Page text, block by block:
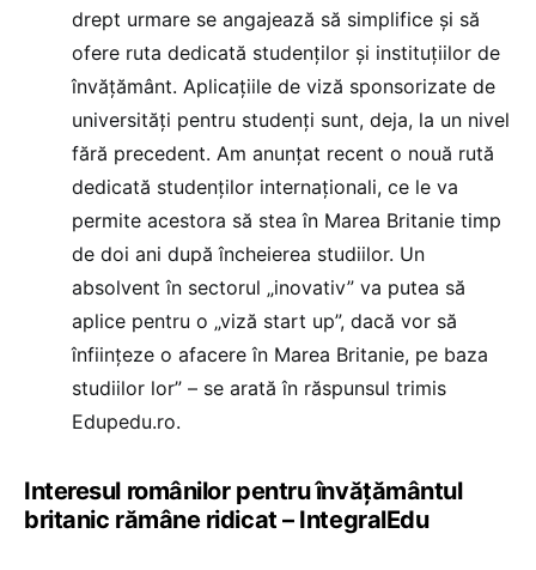
drept urmare se angajează să simplifice și să
ofere ruta dedicată studenților și instituțiilor de
învățământ. Aplicațiile de viză sponsorizate de
universități pentru studenți sunt, deja, la un nivel
fără precedent. Am anunțat recent o nouă rută
dedicată studenților internaționali, ce le va
permite acestora să stea în Marea Britanie timp
de doi ani după încheierea studiilor. Un
absolvent în sectorul „inovativ” va putea să
aplice pentru o „viză start up”, dacă vor să
înființeze o afacere în Marea Britanie, pe baza
studiilor lor” – se arată în răspunsul trimis
Edupedu.ro.
Interesul românilor pentru învățământul
britanic rămâne ridicat – IntegralEdu